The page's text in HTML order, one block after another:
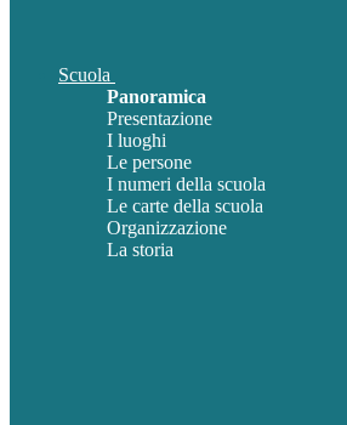
Scuola
Panoramica
Presentazione
I luoghi
Le persone
I numeri della scuola
Le carte della scuola
Organizzazione
La storia